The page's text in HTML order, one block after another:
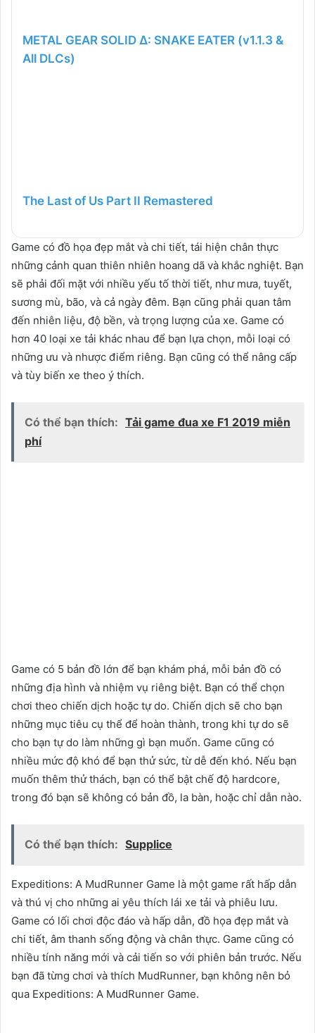
METAL GEAR SOLID Δ: SNAKE EATER (v1.1.3 &
All DLCs)
The Last of Us Part II Remastered
Game có đồ họa đẹp mắt và chi tiết, tái hiện chân thực
những cảnh quan thiên nhiên hoang dã và khắc nghiệt. Bạn
sẽ phải đối mặt với nhiều yếu tố thời tiết, như mưa, tuyết,
sương mù, bão, và cả ngày đêm. Bạn cũng phải quan tâm
đến nhiên liệu, độ bền, và trọng lượng của xe. Game có
hơn 40 loại xe tải khác nhau để bạn lựa chọn, mỗi loại có
những ưu và nhược điểm riêng. Bạn cũng có thể nâng cấp
và tùy biến xe theo ý thích.
Có thể bạn thích: Tải game đua xe F1 2019 miễn
phí
Game có 5 bản đồ lớn để bạn khám phá, mỗi bản đồ có
những địa hình và nhiệm vụ riêng biệt. Bạn có thể chọn
chơi theo chiến dịch hoặc tự do. Chiến dịch sẽ cho bạn
những mục tiêu cụ thể để hoàn thành, trong khi tự do sẽ
cho bạn tự do làm những gì bạn muốn. Game cũng có
nhiều mức độ khó để bạn thử sức, từ dễ đến khó. Nếu bạn
muốn thêm thử thách, bạn có thể bật chế độ hardcore,
trong đó bạn sẽ không có bản đồ, la bàn, hoặc chỉ dẫn nào.
Có thể bạn thích: Supplice
Expeditions: A MudRunner Game là một game rất hấp dẫn
và thú vị cho những ai yêu thích lái xe tải và phiêu lưu.
Game có lối chơi độc đáo và hấp dẫn, đồ họa đẹp mắt và
chi tiết, âm thanh sống động và chân thực. Game cũng có
nhiều tính năng mới và cải tiến so với phiên bản trước. Nếu
bạn đã từng chơi và thích MudRunner, bạn không nên bỏ
qua Expeditions: A MudRunner Game.